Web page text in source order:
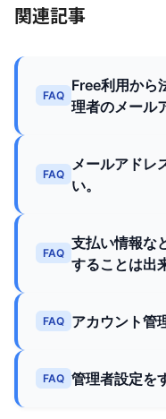
関連記事
FAQ
Free利用から
理者のメール
FAQ
メールアドレ
い。
FAQ
支払い情報な
することは出
FAQ アカウント管
FAQ 管理者設定を